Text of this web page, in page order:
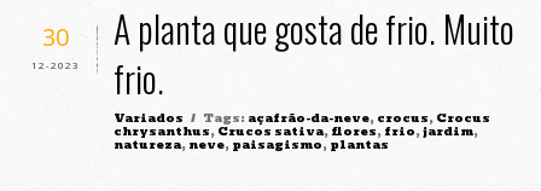
30
12-2023
A planta que gosta de frio. Muito
frio.
Variados / Tags: açafrão-da-neve, crocus, Crocus
chrysanthus, Crucos sativa, flores, frio,jardim,
natureza, neve, paisagismo, plantas